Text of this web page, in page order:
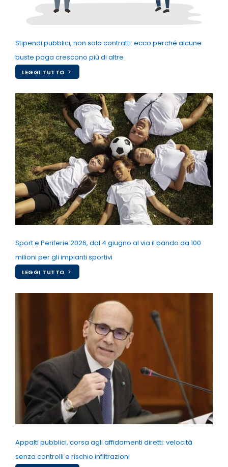
Stipendi pubblici, non solo contratti: ecco perché alcune
buste paga crescono più di altre
LEGGI TUTTO
Sport e Periferie 2026, dal 4 giugno al via il bando da 100
milioni per gli impianti sportivi
LEGGI TUTTO
Appalti pubblici, corsa agli affidamenti diretti: velocità
senza controlli e rischio infiltrazioni